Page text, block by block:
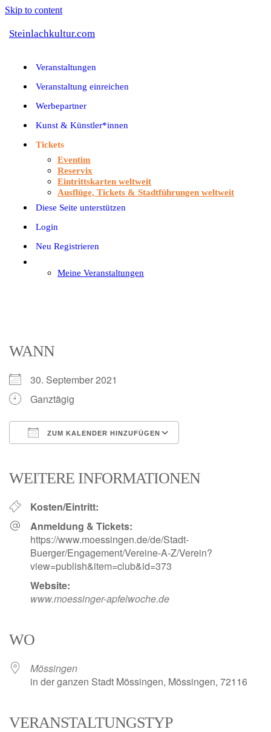
Skip to content
Steinlachkultur.com
Veranstaltungen
Veranstaltung einreichen
Werbepartner
Kunst & Künstler*innen
Tickets
Eventim
Reservix
Eintrittskarten weltweit
Ausflüge, Tickets & Stadtführungen weltweit
Diese Seite unterstützen
Login
Neu Registrieren
Meine Veranstaltungen
WANN
30. September 2021
Ganztägig
ZUM KALENDER HINZUFÜGEN
WEITERE INFORMATIONEN
Kosten/Eintritt:
Anmeldung & Tickets:
https://www.moessingen.de/de/Stadt-
Buerger/Engagement/Vereine-A-Z/Verein?
view=publish&item=club&id=373
Website:
www.moessinger-apfelwoche.de
WO
Mössingen
in der ganzen Stadt Mössingen, Mössingen, 72116
VERANSTALTUNGSTYP